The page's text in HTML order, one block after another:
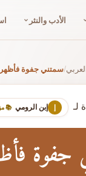
الأدب والنثر
/سمتني جفوة
لـ إ إبن الرومي 📚
جفوة